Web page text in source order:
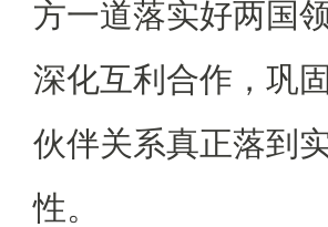
方一道落实好两国
深化互利合作，巩
伙伴关系真正落到
性。